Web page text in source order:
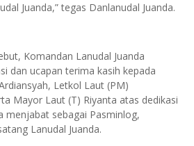
Juanda,” tegas Danlanudal Juanda.
Komandan Lanudal Juanda
dan ucapan terima kasih kepada
Letkol Laut (PM)
Mayor Laut (T) Riyanta atas dedikasi
menjabat sebagai Pasminlog,
Lanudal Juanda.